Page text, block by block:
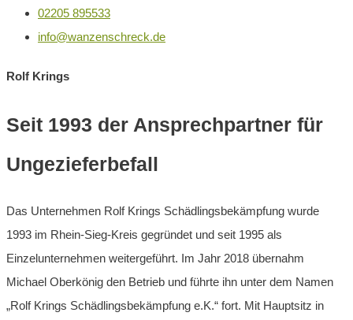
02205 895533
info@wanzenschreck.de
Rolf Krings
Seit 1993 der Ansprechpartner für
Ungezieferbefall
Das Unternehmen Rolf Krings Schädlingsbekämpfung wurde
1993 im Rhein-Sieg-Kreis gegründet und seit 1995 als
Einzelunternehmen weitergeführt. Im Jahr 2018 übernahm
Michael Oberkönig den Betrieb und führte ihn unter dem Namen
„Rolf Krings Schädlingsbekämpfung e.K.“ fort. Mit Hauptsitz in